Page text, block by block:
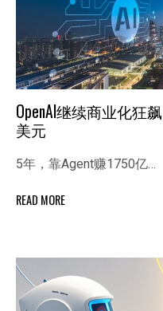
OpenAI继续商业化狂
美元
5年，靠Agent赚1750亿…
READ MORE